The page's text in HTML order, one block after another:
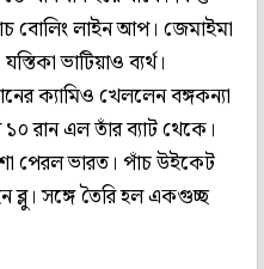
বোলিং লাইন আপ। জেমাইমা
ভাটিয়াও ব্যর্থ।
ক্যামিও খেললেন বঙ্গকন্যা
১০ রান এল তাঁর ব্যাট থেকে।
পেরল ভারত। পাঁচ উইকেট
ব্লু। সঙ্গে তৈরি হল একগুচ্ছ